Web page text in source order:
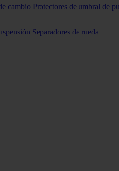
cambio Protectores de umbral de
Separadores de rueda